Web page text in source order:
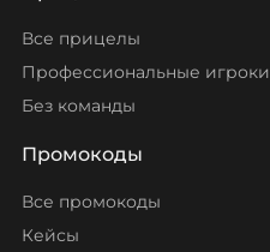
Все прицелы
Профессиональные игроки
Без команды
Промокоды
Все промокоды
Кейсы